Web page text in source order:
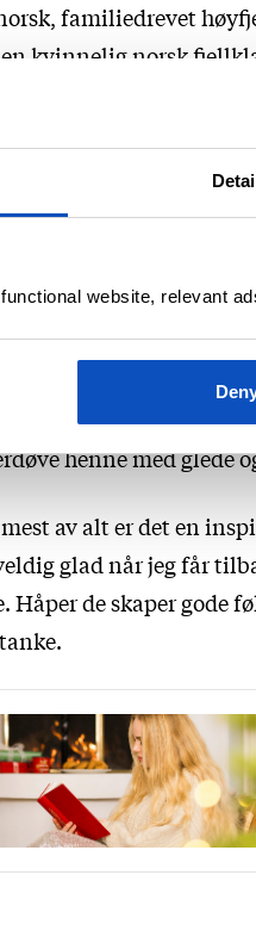
website, relevant
familiedrevet
kvinnelig norsk
skriver fordi jeg håper å
mulighetene for det.
Tenk om det ikke
blir skuffet?, sier
den indre
henne med glede
mest av alt er det en
glad når jeg får
Håper de skaper gode